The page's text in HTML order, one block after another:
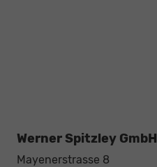
Werner Spitzley GmbH
Mayenerstrasse 8